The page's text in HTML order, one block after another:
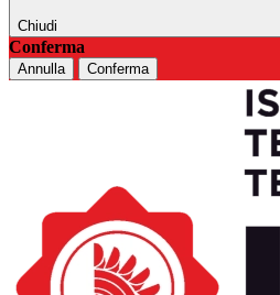
Chiudi
Conferma
Annulla Conferma